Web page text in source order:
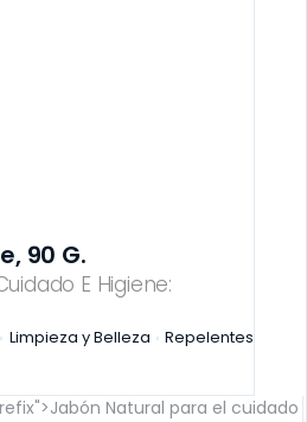
E Higiene:
90 G.
Limpieza y Belleza Repelentes